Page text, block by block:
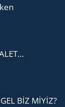
BİZ MİYİZ?